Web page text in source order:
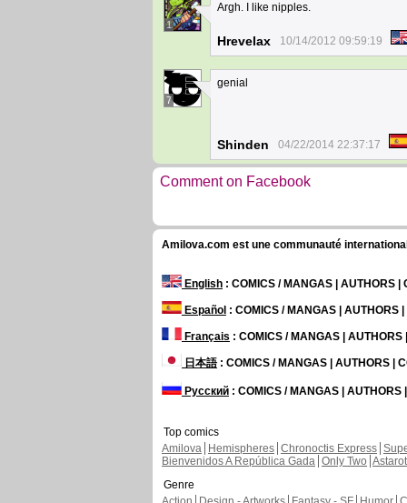
1
Argh. I like nipples.
Hrevelax 10/14/2012 09:59:19
7
genial
Shinden 04/22/2014 22:37:17
Comment on Facebook
Amilova.com est une communauté
English : COMICS / MANGAS | AUTHORS |
Español : COMICS / MANGAS | AUTHORS
Français : COMICS / MANGAS | AUTHORS
日本語: COMICS / MANGAS | AUTHORS |
Русский : COMICS / MANGAS | AUTHORS
Top comics
Amilova
Hemispheres Chronoctis Express
Bienvenidos A República Gada Only Two
Genre